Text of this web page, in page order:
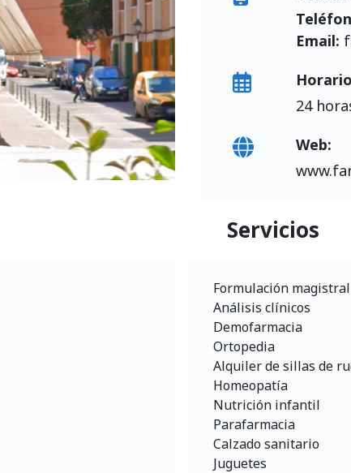
Email:
24
Web:
Servicios
Formulación magistral
Análisis clínicos
Demofarmacia
Ortopedia
Alquiler de sillas de
Homeopatía
Nutrición infantil
Parafarmacia
Calzado sanitario
Juguetes